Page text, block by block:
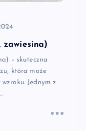
zawiesina)
– skuteczna
która może
Jednym z